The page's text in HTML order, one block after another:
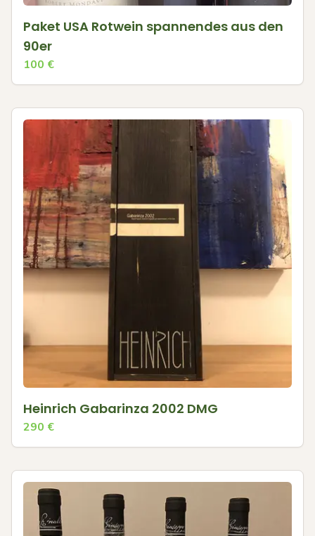
Paket USA Rotwein spannendes aus den
90er
100 €
Heinrich Gabarinza 2002 DMG
290 €